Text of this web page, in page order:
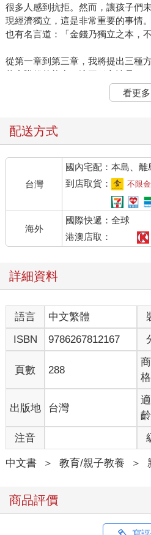
很多人感到抗拒。然而，讓孩子們
現經濟獨立，這是非常重要的事情
也有名言道：「金錢乃獨立之本，
從第一章到第三章，我將提出三種
紮實賺錢的能力。這三種方法是：
者、（3）提升非認知能力。本章將
勵孩子們從事運動。有許多證據顯
來的收入有正面的影響。
例如，普渡大學的約翰．巴倫（
美國高中從事課外運動的男學生，
比，高中畢業後十一至十三年的收
美國，但使用不同數據的研究顯示
學生，畢業後十六年的收入比未參
為什麼童年時期的運動經驗能提高
原因。
原因一 錄用優勢
第一點是企業傾向於聘用有運動經驗
挪威的一項研究對招人的企業隨機
到面試機率的差異。這些履歷表上
只在於是否有運動經驗。
結果顯示，寄送有運動經驗的履歷
個百分點。順帶一提，「百分點」
的單位。例如，從50%增加到51%
是相當大的變化。
倍，由此可知企業認為有運動經驗
看更多
配送方式
台灣
國內宅配：本島、離
到店取貨：
不限
海外
國際快遞：全球
港澳店取：
詳細資料
語言 中文繁體
ISBN
9786267812167
頁數 288
格
出版地 台灣
齡
注音
中文書 ＞ 教育/親子教養 ＞
商品評價